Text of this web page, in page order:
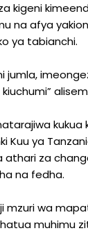
kigeni
na afya
ya tabianchi.
jumla,
Kuu ya
athari za
na fedha.
mzuri wa
muhimu